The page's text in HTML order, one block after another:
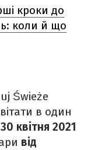
кроки до
коли й що
Świeże
в один
квітня 2021
від